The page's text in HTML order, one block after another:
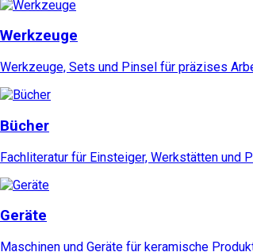
Werkzeuge
Werkzeuge, Sets und Pinsel für präzises
Bücher
Fachliteratur für Einsteiger, Werkstätten und
Geräte
Maschinen und Geräte für keramische